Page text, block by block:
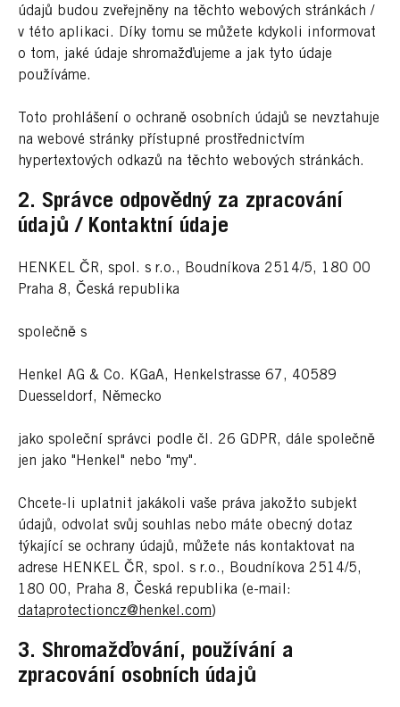
údajů budou zveřejněny na těchto webových stránkách /
v této aplikaci. Díky tomu se můžete kdykoli informovat
o tom, jaké údaje shromažďujeme a jak tyto údaje
používáme.
Toto prohlášení o ochraně osobních údajů se nevztahuje
na webové stránky přístupné prostřednictvím
hypertextových odkazů na těchto webových stránkách.
2. Správce odpovědný za zpracování
údajů / Kontaktní údaje
HENKEL ČR, spol. s r.o., Boudníkova 2514/5, 180 00
Praha 8, Česká republika
společně s
Henkel AG & Co. KGaA, Henkelstrasse 67, 40589
Duesseldorf, Německo
jako společní správci podle čl. 26 GDPR, dále společně
jen jako "Henkel" nebo "my".
Chcete-li uplatnit jakákoli vaše práva jakožto subjekt
údajů, odvolat svůj souhlas nebo máte obecný dotaz
týkající se ochrany údajů, můžete nás kontaktovat na
adrese HENKEL ČR, spol. s r.o., Boudníkova 2514/5,
180 00, Praha 8, Česká republika (e-mail:
dataprotectioncz@henkel.com)
3. Shromažďování, používání a
zpracování osobních údajů